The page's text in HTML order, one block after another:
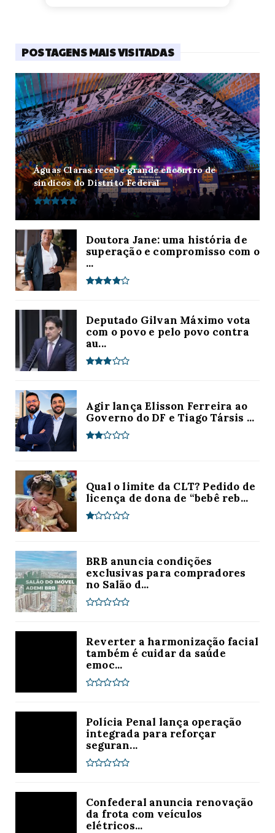
POSTAGENS MAIS VISITADAS
Águas Claras recebe grande encontro de
síndicos do Distrito Federal
Doutora Jane: uma história de
superação e compromisso com o
...
Deputado Gilvan Máximo vota
com o povo e pelo povo contra
au...
Agir lança Elisson Ferreira ao
Governo do DF e Tiago Társis ...
Qual o limite da CLT? Pedido de
licença de dona de “bebê reb...
BRB anuncia condições
exclusivas para compradores
no Salão d...
Reverter a harmonização facial
também é cuidar da saúde
emoc...
Polícia Penal lança operação
integrada para reforçar
seguran...
Confederal anuncia renovação
da frota com veículos
elétricos...